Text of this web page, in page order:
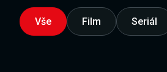
Vše Film Seriál